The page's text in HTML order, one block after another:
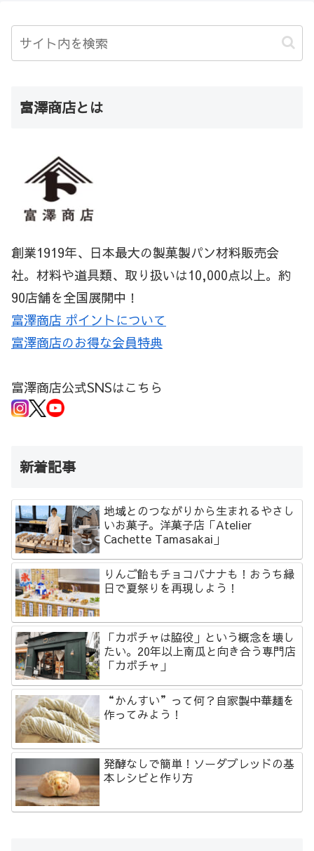
富澤商店とは
創業1919年、日本最大の製菓製パン材料販売会
社。材料や道具類、取り扱いは10,000点以上。約
90店舗を全国展開中！
富澤商店 ポイントについて
富澤商店のお得な会員特典
富澤商店公式SNSはこちら
新着記事
地域とのつながりから生まれるやさし
いお菓子。洋菓子店「Atelier
Cachette Tamasakai」
りんご飴もチョコバナナも！おうち縁
日で夏祭りを再現しよう！
「カボチャは脇役」という概念を壊し
たい。20年以上南瓜と向き合う専門店
「カボチャ」
“かんすい”って何？自家製中華麺を
作ってみよう！
発酵なしで簡単！ソーダブレッドの基
本レシピと作り方